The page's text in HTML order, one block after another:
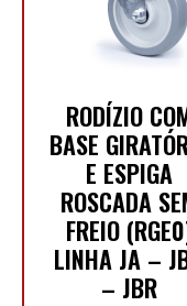
RODÍZIO
BASE
E ESPIGA
ROSCADA
FREIO
LINHA JA –
– JBR